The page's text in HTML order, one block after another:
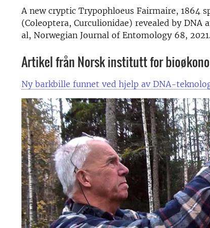
A new cryptic Trypophloeus Fairmaire, 1864
(Coleoptera, Curculionidae) revealed by DNA
al, Norwegian Journal of Entomology 68, 2021.
Artikel från Norsk institutt for
Ny barkbille funnet ved hjelp av DNA-